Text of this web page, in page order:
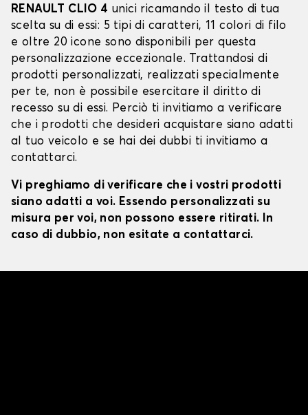
RENAULT CLIO 4 unici ricamando il testo di tua
scelta su di essi: 5 tipi di caratteri, 11 colori di filo
e oltre 20 icone sono disponibili per questa
personalizzazione eccezionale. Trattandosi di
prodotti personalizzati, realizzati specialmente
per te, non è possibile esercitare il diritto di
recesso su di essi. Perciò ti invitiamo a verificare
che i prodotti che desideri acquistare siano adatti
al tuo veicolo e se hai dei dubbi ti invitiamo a
contattarci.
Vi preghiamo di verificare che i vostri prodotti
siano adatti a voi. Essendo personalizzati su
misura per voi, non possono essere ritirati. In
caso di dubbio, non esitate a contattarci.